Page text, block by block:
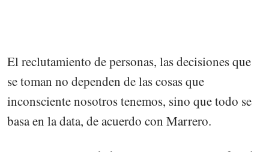
El reclutamiento de personas, las decisiones que
se toman no dependen de las cosas que
inconsciente nosotros tenemos, sino que todo se
basa en la data, de acuerdo con Marrero.